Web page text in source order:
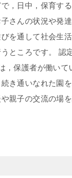
，日中，保育す
さんの状況や発
を通して社会生
ところです。
，保護者が働い
き通いなれた園
親子の交流の場